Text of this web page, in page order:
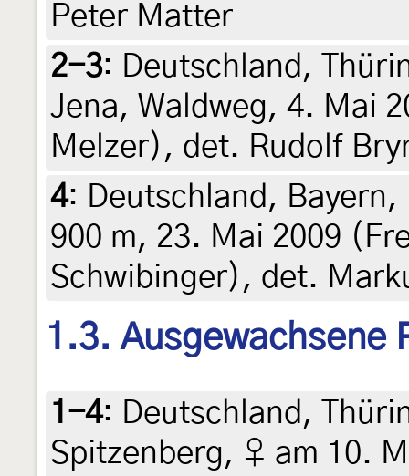
Peter Matter
2-3: Deutschland,
Jena, Waldweg, 4. Mai
Melzer), det. Rudolf
4: Deutschland,
900 m, 23. Mai 2009
Schwibinger), det.
1.3. Ausgewachsene
1-4: Deutschland,
Spitzenberg, ♀ am 10.